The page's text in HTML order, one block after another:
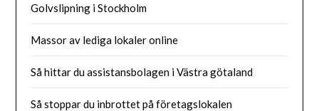
Golvslipning i Stockholm
Massor av lediga lokaler online
Så hittar du assistansbolagen i Västra götaland
Så stoppar du inbrottet på företagslokalen